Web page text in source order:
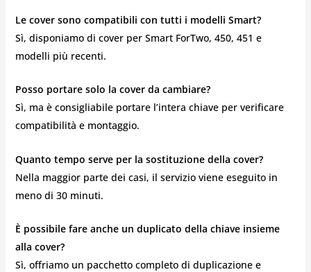
Le cover sono compatibili con tutti i modelli Smart?
Sì, disponiamo di cover per Smart ForTwo, 450, 451 e
modelli più recenti.
Posso portare solo la cover da cambiare?
Sì, ma è consigliabile portare l’intera chiave per verificare
compatibilità e montaggio.
Quanto tempo serve per la sostituzione della cover?
Nella maggior parte dei casi, il servizio viene eseguito in
meno di 30 minuti.
È possibile fare anche un duplicato della chiave insieme
alla cover?
Sì, offriamo un pacchetto completo di duplicazione e